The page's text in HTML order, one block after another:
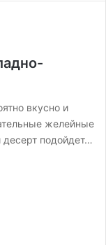
вкусно и
желейные
подойдет…